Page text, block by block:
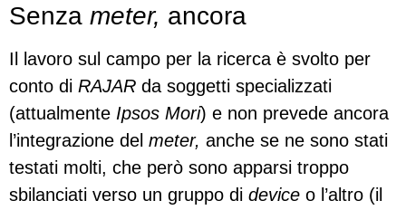
Senza meter, ancora
Il lavoro sul campo per la ricerca è svolto per
conto di RAJAR da soggetti specializzati
(attualmente Ipsos Mori) e non prevede ancora
l’integrazione del meter, anche se ne sono stati
testati molti, che però sono apparsi troppo
sbilanciati verso un gruppo di device o l’altro (il